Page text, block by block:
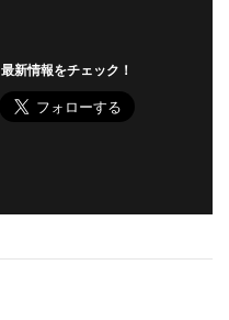
最新情報をチェック！